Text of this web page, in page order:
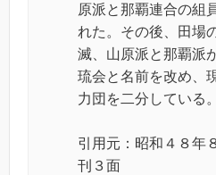
原派と那覇連合の組
れた。その後、田場
滅、山原派と那覇派
琉会と名前を改め、
力団を二分している。
引用元：昭和４８年
刊３面